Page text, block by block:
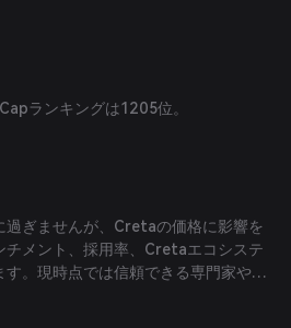
ランキングは1205位。
過ぎませんが、Cretaの価格に影響を
チメント、採用率、Cretaエコシステ
す。現時点では信頼できる専門家や出
。